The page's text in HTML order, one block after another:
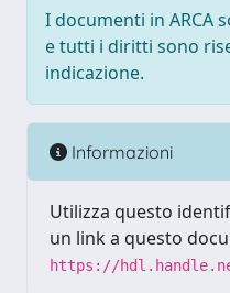
I documenti in ARCA
e tutti i diritti sono
indicazione.
Informazioni
Utilizza questo
un link a questo
https://